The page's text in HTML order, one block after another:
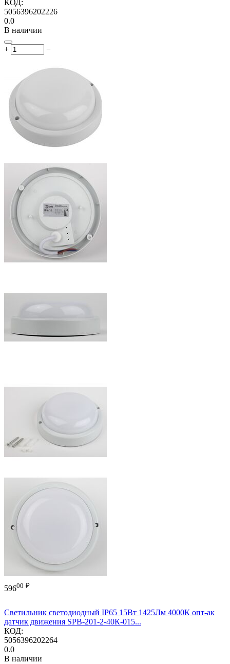
КОД:
5056396202226
0.0
В наличии
+ −
59600 ₽
Cветильник светодиодный IP65 15Вт 1425Лм 4000К опт-ак
датчик движения SPB-201-2-40К-015...
КОД:
5056396202264
0.0
В наличии